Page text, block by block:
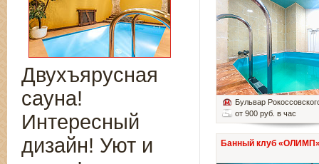
Бульвар
от 900 руб. в час
Банный клуб
Двухъярусная
сауна!
Интересный
дизайн! Уют и